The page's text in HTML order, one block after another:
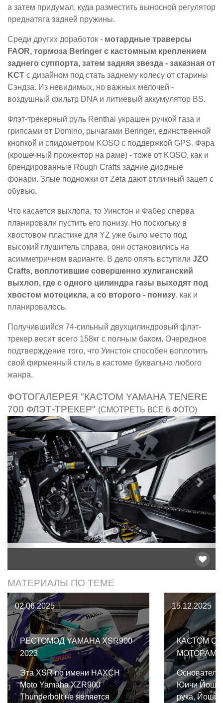
а затем придумал, куда разместить выносной регулятор
преднатяга задней пружины.
Среди других доработок - мотардные траверсы
FAOR, тормоза Beringer с кастомным креплением
заднего суппорта, затем задняя звезда - заказная от
KCT с дизайном под стать заднему колесу от старины
Сэндза. Из невидимых, но важных мелочей -
воздушный фильтр DNA и литиевый аккумулятор BS.
Флэт-трекерный руль Renthal украшен ручкой газа и
грипсами от Domino, рычагами Beringer, единственной
кнопкой и спидометром KOSO с поддержкой GPS. Фара
(крошечный прожектор на раме) - тоже от KOSO, как и
брендированные Rough Crafts задние диодные
фонари. Злые подножки от Zeta дают отличный зацеп с
обувью.
Что касается выхлопа, то Уинстон и Фабер сперва
планировали пустить его понизу. Но поскольку в
хвостовом пластике для YZ уже было место под
высокий глушитель справа, они остановились на
асимметричном варианте. В дело опять вступили JZO
Crafts, воплотившие совершенно хулиганский
выхлоп, где с одного цилиндра газы выходят под
хвостом мотоцикла, а со второго - понизу, как и
планировалось.
Получившийся 74-сильный двухцилиндровый флэт-
трекер весит всего 158кг с полным баком. Очередное
подтверждение того, что Уинстон способен воплотить
свой фирменный стиль в кастоме буквально любого
жанра.
ФОТОГАЛЕРЕЯ "КАСТОМ YAMAHA TENERE
700 ФЛЭТ-ТРЕКЕР" (СМОТРЕТЬ ВСЕ 6 ФОТО)
Предыдущий
МАТЕРИАЛЫ ПО ТЕМЕ
02.06.2025
РЕСТОМОД YAMAHA XSR900
2023
Эта XSR по имени HAXCH
Moto Yamaha XZR900
Thunderbolt не является
15.12.2025
КАСТОМ С
МОТОРАМИ
Основатель
Юичи
рука,